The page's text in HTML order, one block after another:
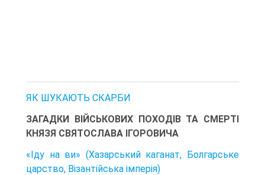
ЯК ШУКАЮТЬ СКАРБИ
ЗАГАДКИ ВІЙСЬКОВИХ ПОХОДІВ ТА СМЕРТІ
КНЯЗЯ СВЯТОСЛАВА ІГОРОВИЧА
«Іду на ви» (Хазарський каганат, Болгарське
царство, Візантійська імперія)